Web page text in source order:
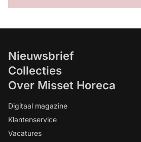
Nieuwsbrief
Collecties
Over Misset Horeca
Digitaal magazine
Klantenservice
Vacatures